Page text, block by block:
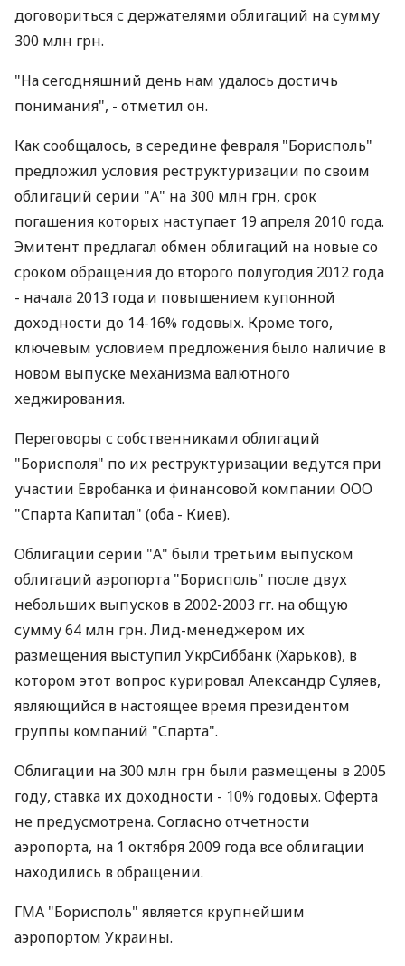
договориться с держателями облигаций на сумму
300 млн грн.
"На сегодняшний день нам удалось достичь
понимания", - отметил он.
Как сообщалось, в середине февраля "Борисполь"
предложил условия реструктуризации по своим
облигаций серии "А" на 300 млн грн, срок
погашения которых наступает 19 апреля 2010 года.
Эмитент предлагал обмен облигаций на новые со
сроком обращения до второго полугодия 2012 года
- начала 2013 года и повышением купонной
доходности до 14-16% годовых. Кроме того,
ключевым условием предложения было наличие в
новом выпуске механизма валютного
хеджирования.
Переговоры с собственниками облигаций
"Борисполя" по их реструктуризации ведутся при
участии Евробанка и финансовой компании ООО
"Спарта Капитал" (оба - Киев).
Облигации серии "А" были третьим выпуском
облигаций аэропорта "Борисполь" после двух
небольших выпусков в 2002-2003 гг. на общую
сумму 64 млн грн. Лид-менеджером их
размещения выступил УкрСиббанк (Харьков), в
котором этот вопрос курировал Александр Суляев,
являющийся в настоящее время президентом
группы компаний "Спарта".
Облигации на 300 млн грн были размещены в 2005
году, ставка их доходности - 10% годовых. Оферта
не предусмотрена. Согласно отчетности
аэропорта, на 1 октября 2009 года все облигации
находились в обращении.
ГМА "Борисполь" является крупнейшим
аэропортом Украины.